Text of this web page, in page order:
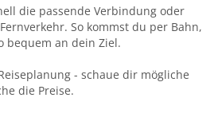
die passende Verbindung oder
So kommst du per Bahn,
bequem an dein Ziel.
- schaue dir mögliche
die Preise.